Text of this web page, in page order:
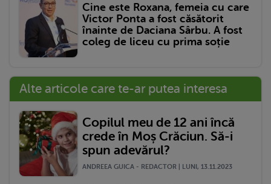
Cine este Roxana, femeia cu care
Victor Ponta a fost căsătorit
înainte de Daciana Sârbu. A fost
coleg de liceu cu prima soție
Alte articole care te-ar putea interesa
Copilul meu de 12 ani încă
crede în Moș Crăciun. Să-i
spun adevărul?
ANDREEA GUICA - REDACTOR | LUNI, 13.11.2023